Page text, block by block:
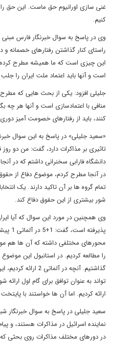
غنی سازی اورانیوم حق ماست. این حق
کنیم.
راستای کنار گذاشتن رفتارهای خصمانه
این چیزی است که ما همیشه مطرح کرده
است و آنها باید اعتماد ملت ایران را جلب
جلیلی افزود: یکی از بحث هایی که مطرح
منافی با اعتمادسازی است و آنها هر چه
کنند، باید از رفتارهای خصومت آمیز
«سعید جلیلی» در پاسخ به این سوال
تاثیری بر مذاکرات دارد، گفت: من دو روز
دانشگاه فارابی سخنرانی داشتم که در
در آنجا مطرح کردم، موضوع دفاع از
تمام گروه ها بر آن تاکید دارند. یک
شور بیشتری از این حقوق دفاع کند.
محورهای مختلفی داشته که آن ها هم
را مطالعه کردیم. در استانبول این
گذاشتیم. آنچه در
تواند به عنوان توافق برای گام اول
ارائه کردیم. اما آن ها خواستند با
سعید جلیلی در پاسخ به سوال خبرنگار
نماینده اسرائیل در مذاکرات هستند، و
در دورهای مختلف مذاکرات روی بحثی که